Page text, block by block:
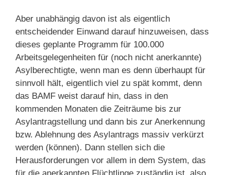
Aber unabhängig davon ist als eigentlich
entscheidender Einwand darauf hinzuweisen, dass
dieses geplante Programm für 100.000
Arbeitsgelegenheiten für (noch nicht anerkannte)
Asylberechtigte, wenn man es denn überhaupt für
sinnvoll hält, eigentlich viel zu spät kommt, denn
das BAMF weist darauf hin, dass in den
kommenden Monaten die Zeiträume bis zur
Asylantragstellung und dann bis zur Anerkennung
bzw. Ablehnung des Asylantrags massiv verkürzt
werden (können). Dann stellen sich die
Herausforderungen vor allem in dem System, das